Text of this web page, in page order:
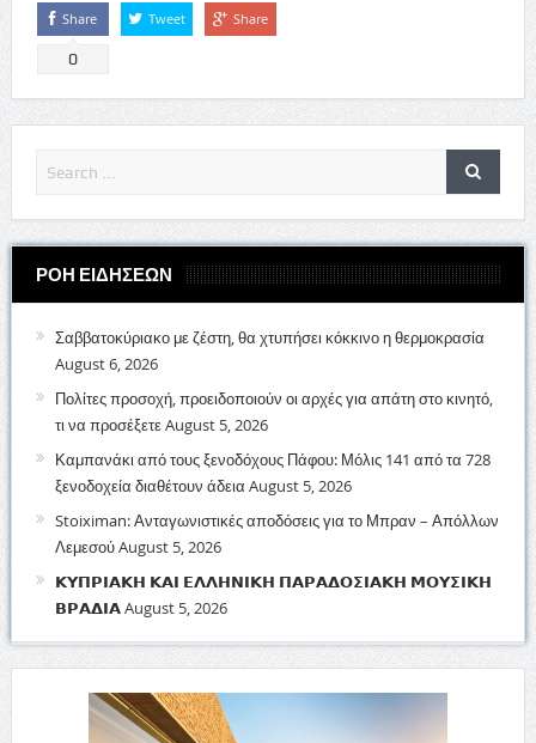
Share
0
Tweet Share
ΡΟΗ ΕΙΔΗΣΕΩΝ
Σαββατοκύριακο με ζέστη, θα χτυπήσει κόκκινο η θερμοκρασία
August 6, 2026
Πολίτες προσοχή, προειδοποιούν οι αρχές για απάτη στο κινητό,
τι να προσέξετεAugust 5, 2026
Καμπανάκι από τους ξενοδόχους Πάφου: Μόλις 141 από τα 728
ξενοδοχεία διαθέτουν άδεια August 5, 2026
Stoiximan: Ανταγωνιστικές αποδόσεις για το Μπραν – Απόλλων
ΛεμεσούAugust 5, 2026
𝝟𝝪𝝥𝝦𝝞𝝖𝝟𝝜 𝝟𝝖𝝞 𝝚𝝠𝝠𝝜𝝢𝝞𝝟𝝜 𝝥𝝖𝝦𝝖𝝙𝝤𝝨𝝞𝝖𝝟𝝜 𝝡𝝤𝝪𝝨𝝞𝝟𝝜
𝝗𝝦𝝖𝝙𝝞𝝖August 5, 2026